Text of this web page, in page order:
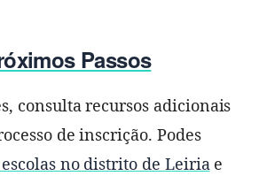
Passos
consulta recursos adicionais
de inscrição. Podes
no distrito de Leiriae